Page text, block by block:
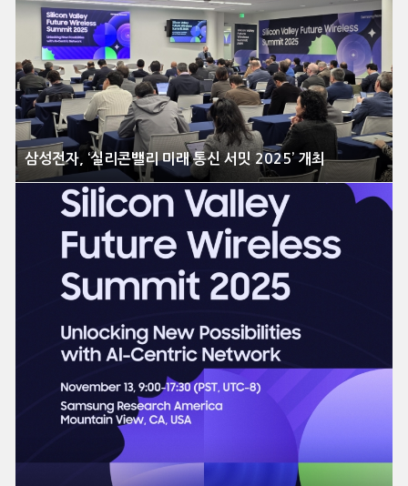
삼성전자, ‘실리콘밸리 미래 통신 서밋 2025’ 개최